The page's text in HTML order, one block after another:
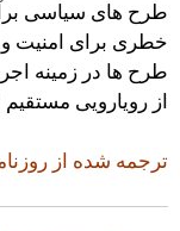
طرح های سیاسی
خطری برای امنیت
طرح ها در زمینه
از رویارویی
ترجمه شده از